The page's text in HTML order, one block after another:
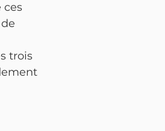
ces
trois